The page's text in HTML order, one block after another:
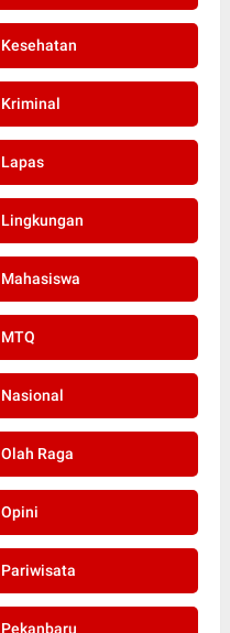
Kesehatan
Kriminal
Lapas
Lingkungan
Mahasiswa
MTQ
Nasional
Olah Raga
Opini
Pariwisata
Pekanbaru